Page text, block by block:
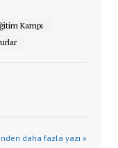
Kampı
daha fazla yazı »